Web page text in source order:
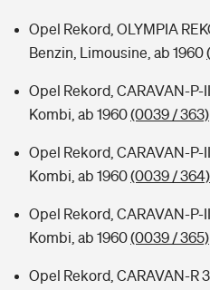
Opel Rekord, OLYMPIA
Benzin, Limousine, ab 1960
Opel Rekord, CARAVAN-P-
Kombi, ab 1960(0039 / 363)
Opel Rekord, CARAVAN-P-
Kombi, ab 1960(0039 / 364)
Opel Rekord, CARAVAN-P-
Kombi, ab 1960(0039 / 365)
Opel Rekord, CARAVAN-R